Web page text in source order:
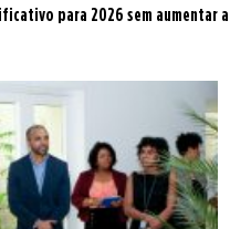
para 2026 sem aumentar a